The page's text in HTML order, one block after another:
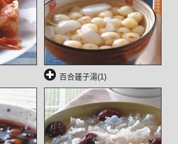
百合蓮子湯(1)